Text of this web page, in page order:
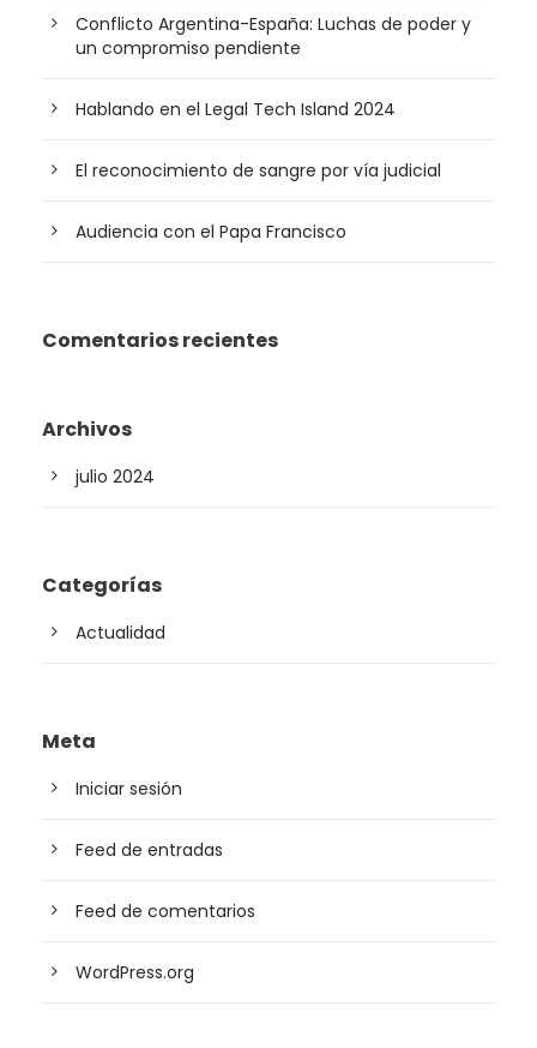
Conflicto Argentina-España: Luchas de poder y
un compromiso pendiente
Hablando en el Legal Tech Island 2024
El reconocimiento de sangre por vía judicial
Audiencia con el Papa Francisco
Comentarios recientes
Archivos
julio 2024
Categorías
Actualidad
Meta
Iniciar sesión
Feed de entradas
Feed de comentarios
WordPress.org